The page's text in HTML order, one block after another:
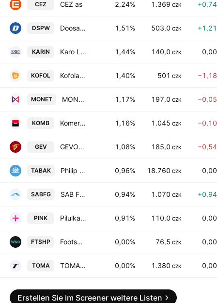
CEZ CEZ as 2,24% 1.369 CZK
DSPW Doosan Skoda Power AS 1,51% 503,0 CZK
KARIN Karo Leather AS 1,44% 140,0 CZK
KOFOL Kofola CeskoSlovensko as 1,40% 501 CZK
MONET MONETA Money Bank AS 1,17% 197,0 CZK
KOMB Komercni banka, a.s. 1,16% 1.045 CZK
GEV GEVORKYAN, a.s. 1,08% 185,0 CZK
TABAK Philip Morris CR as 0,96% 18.760 CZK
SABFG SAB Finance as 0,94% 1.070 CZK
PINK Pilulka Lekarny a.s. 0,91% 110,0 CZK
FTSHP Footshop a.s. 0,00% 76,5 CZK
TOMA TOMA, a.s. 0,00% 1.380 CZK
Erstellen Sie im Screener weitere Listen